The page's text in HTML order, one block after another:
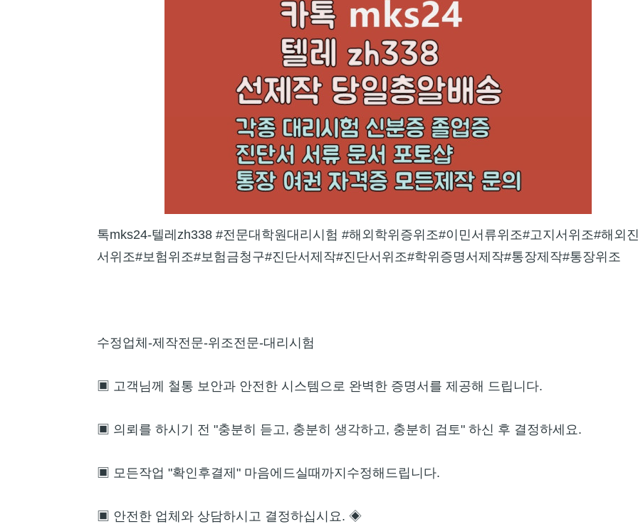
톡mks24-텔레zh338 #전문대학원대리시험 #해외학위증위조#이민서류위조#고지서위조#해외
서위조#보험위조#보험금청구#진단서제작#진단서위조#학위증명서제작#통장제작#통장위조
수정업체-제작전문-위조전문-대리시험
▣ 고객님께 철통 보안과 안전한 시스템으로 완벽한 증명서를 제공해 드립니다.
▣ 의뢰를 하시기 전 "충분히 듣고, 충분히 생각하고, 충분히 검토" 하신 후 결정하세요.
▣ 모든작업 "확인후결제" 마음에드실때까지수정해드립니다.
▣ 안전한 업체와 상담하시고 결정하십시요. ◈